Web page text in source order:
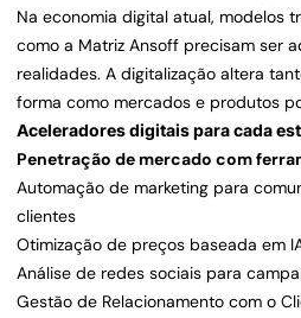
Na economia digital atual, modelos
como a Matriz Ansoff precisam ser
realidades. A digitalização altera
forma como mercados e produtos
Aceleradores digitais para cada
Penetração de mercado com
Automação de marketing para
clientes
Otimização de preços baseada em
Análise de redes sociais para
Gestão de Relacionamento com o